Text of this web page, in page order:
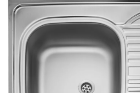
5,0
hvězdiček.